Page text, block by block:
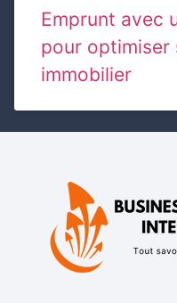
Emprunt avec
pour optimiser
immobilier